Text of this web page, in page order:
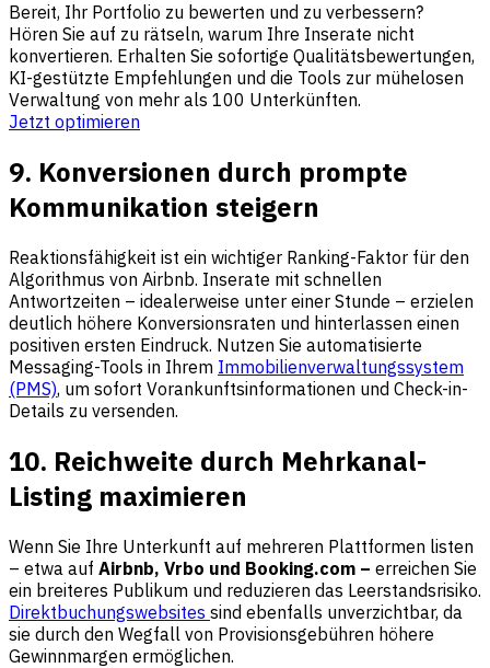
Bereit, Ihr Portfolio zu bewerten und zu verbessern?
Hören Sie auf zu rätseln, warum Ihre Inserate nicht
konvertieren. Erhalten Sie sofortige Qualitätsbewertungen,
KI-gestützte Empfehlungen und die Tools zur mühelosen
Verwaltung von mehr als 100 Unterkünften.
Jetzt optimieren
9. Konversionen durch prompte
Kommunikation steigern
Reaktionsfähigkeit ist ein wichtiger Ranking-Faktor für den
Algorithmus von Airbnb. Inserate mit schnellen
Antwortzeiten – idealerweise unter einer Stunde – erzielen
deutlich höhere Konversionsraten und hinterlassen einen
positiven ersten Eindruck. Nutzen Sie automatisierte
Messaging-Tools in Ihrem Immobilienverwaltungssystem
(PMS), um sofort Vorankunftsinformationen und Check-in-
Details zu versenden.
10. Reichweite durch Mehrkanal-
Listing maximieren
Wenn Sie Ihre Unterkunft auf mehreren Plattformen listen
– etwa auf Airbnb, Vrbo und Booking.com – erreichen Sie
ein breiteres Publikum und reduzieren das Leerstandsrisiko.
Direktbuchungswebsites sind ebenfalls unverzichtbar, da
sie durch den Wegfall von Provisionsgebühren höhere
Gewinnmargen ermöglichen.